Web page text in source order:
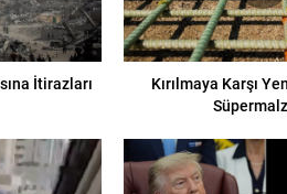
İtirazları
Kırılmaya Karşı